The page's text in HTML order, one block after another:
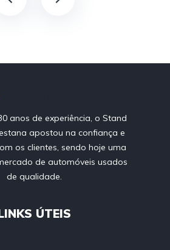
anos de experiência, o Stand
apostou na confiança e
os clientes, sendo hoje uma
de automóveis usados
de qualidade.
ÚTEIS